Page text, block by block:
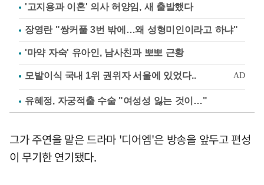
'고지용과 이혼' 의사 허양임, 새 출발했다
장영란 "쌍커풀 3번 밖에…왜 성형미인이라고 하냐"
'마약 자숙' 유아인, 남사친과 뽀뽀 근황
유혜정, 자궁적출 수술 "여성성 잃는 것이…"
그가 주연을 맡은 드라마 '디어엠'은 방송을 앞두고 편성
이 무기한 연기됐다.